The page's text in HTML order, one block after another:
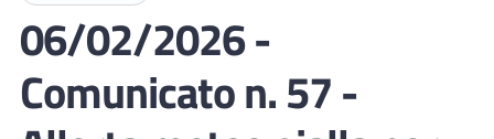
06/02/2026 -
Comunicato n. 57 -